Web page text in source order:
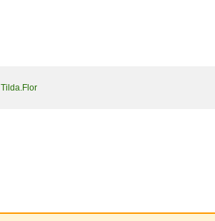
Tilda.Flor